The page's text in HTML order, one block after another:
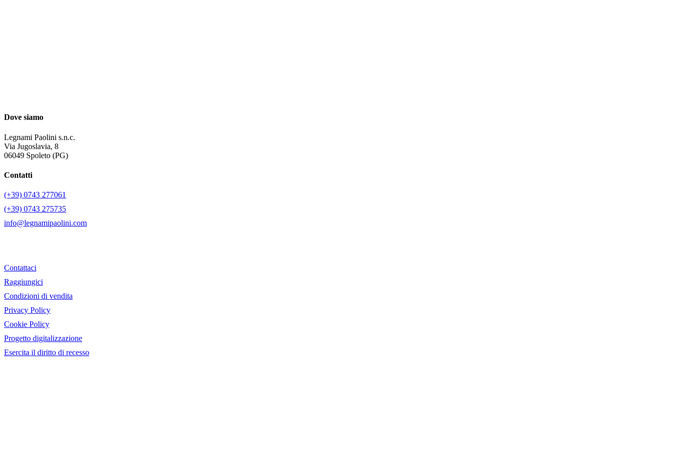
Dove siamo
Legnami Paolini s.n.c.
Via Jugoslavia, 8
06049 Spoleto (PG)
Contatti
(+39) 0743 277061
(+39) 0743 275735
info@legnamipaolini.com
Contattaci
Raggiungici
Condizioni di vendita
Privacy Policy
Cookie Policy
Progetto digitalizzazione
Esercita il diritto di recesso